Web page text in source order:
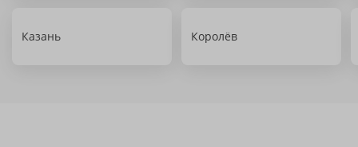
Казань Королёв